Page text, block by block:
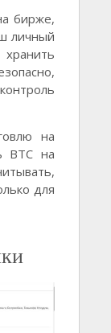
бирже,
личный
на
BTC на
для